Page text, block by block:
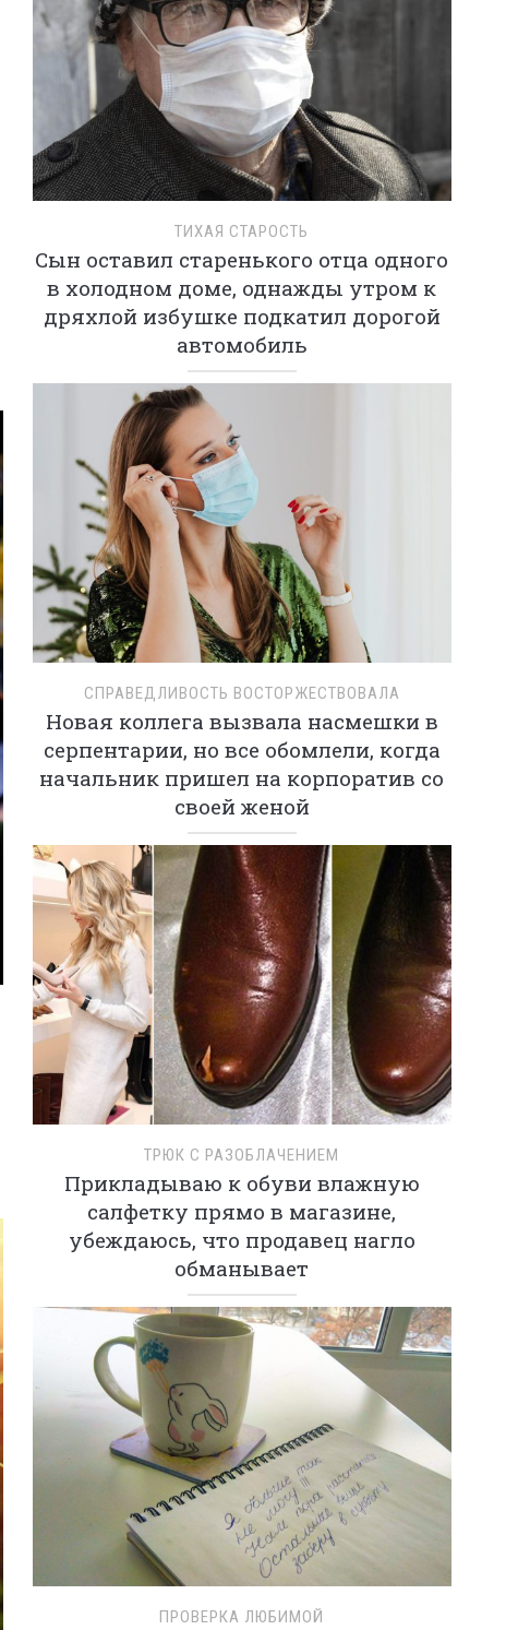
ТИХАЯ СТАРОСТЬ
Сын оставил старенького отца одного
в холодном доме, однажды утром к
дряхлой избушке подкатил дорогой
автомобиль
СПРАВЕДЛИВОСТЬ ВОСТОРЖЕСТВОВАЛА
Новая коллега вызвала насмешки в
серпентарии, но все обомлели, когда
начальник пришел на корпоратив со
своей женой
ТРЮК С РАЗОБЛАЧЕНИЕМ
Прикладываю к обуви влажную
салфетку прямо в магазине,
убеждаюсь, что продавец нагло
обманывает
ПРОВЕРКА ЛЮБИМОЙ